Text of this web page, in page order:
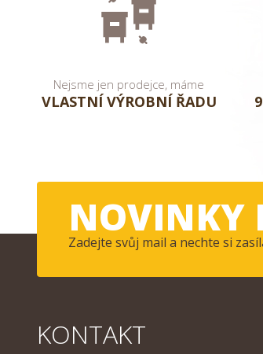
Nejsme jen prodejce, máme
VLASTNÍ VÝROBNÍ ŘADU
NOVINKY
Zadejte svůj mail a nechte si
KONTAKT